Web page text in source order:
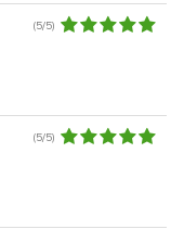
(5/5)
(5/5)